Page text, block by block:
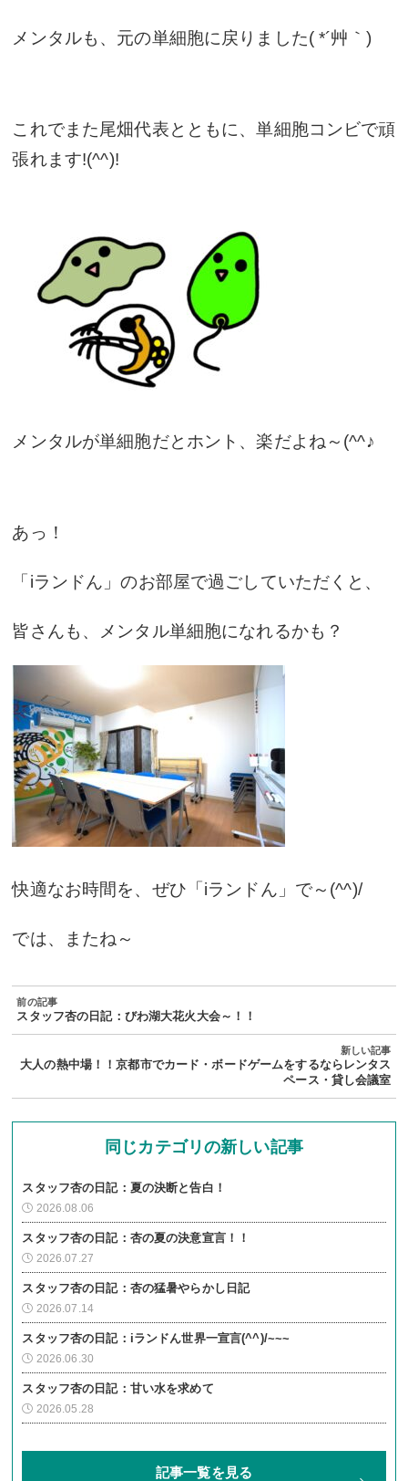
メンタルも、元の単細胞に戻りました( *´艸｀)
これでまた尾畑代表とともに、単細胞コンビで頑
張れます!(^^)!
メンタルが単細胞だとホント、楽だよね～(^^♪
あっ！
「iランドん」のお部屋で過ごしていただくと、
皆さんも、メンタル単細胞になれるかも？
快適なお時間を、ぜひ「iランドん」で～(^^)/
では、またね～
スタッフ杏の日記：びわ湖大花火大会～！！
大人の熱中場！！京都市でカード・ボードゲームをするならレンタス
ペース・貸し会議室
同じカテゴリの新しい記事
スタッフ杏の日記：夏の決断と告白！
2026.08.06
スタッフ杏の日記：杏の夏の決意宣言！！
2026.07.27
スタッフ杏の日記：杏の猛暑やらかし日記
2026.07.14
スタッフ杏の日記：iランドん世界一宣言(^^)/~~~
2026.06.30
スタッフ杏の日記：甘い水を求めて
2026.05.28
記事一覧を見る